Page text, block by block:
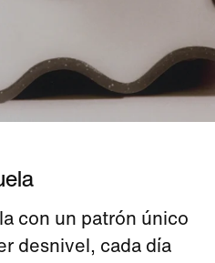
con un patrón único
desnivel, cada día